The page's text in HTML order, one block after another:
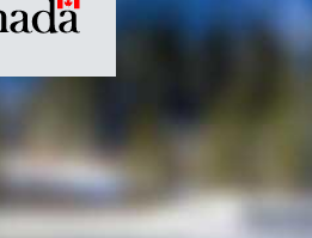
/
gouvernement
du
Canada